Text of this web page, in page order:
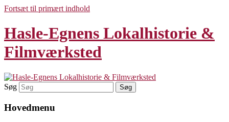
Fortsæt til primært indhold
Hasle-Egnens Lokalhistorie &
Filmværksted
Søg
Hovedmenu